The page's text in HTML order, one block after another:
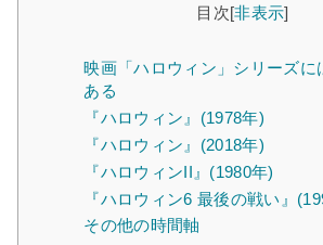
目次[非表示]
映画「ハロウィン」シリーズに
ある
『ハロウィン』(1978年)
『ハロウィン』(2018年)
『ハロウィンII』(1980年)
『ハロウィン6 最後の戦い』
その他の時間軸